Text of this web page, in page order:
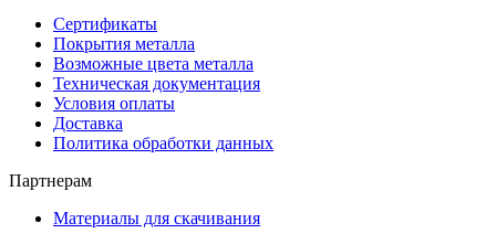
Сертификаты
Покрытия металла
Возможные цвета металла
Техническая документация
Условия оплаты
Доставка
Политика обработки данных
Партнерам
Материалы для скачивания